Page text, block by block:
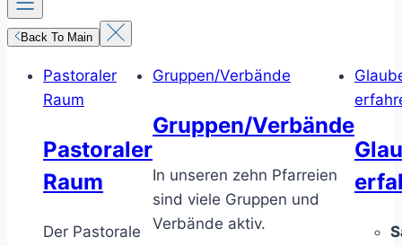
Back To Main
Pastoraler
Raum
Pastoraler
Raum
Der Pastorale
Gruppen/Verbände
Gruppen/Verbände
In unseren zehn Pfarreien
sind viele Gruppen und
Verbände aktiv.